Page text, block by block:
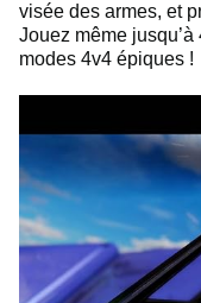
visée des armes, et
Jouez même
modes 4v4 épiques !